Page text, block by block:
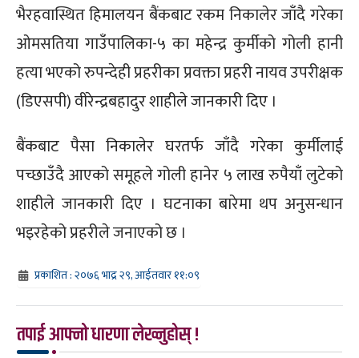
भैरहवास्थित हिमालयन बैंकबाट रकम निकालेर जाँदै गरेका
ओमसतिया गाउँपालिका-५ का महेन्द्र कुर्मीको गोली हानी
हत्या भएको रुपन्देही प्रहरीका प्रवक्ता प्रहरी नायव उपरीक्षक
(डिएसपी) वीरेन्द्रबहादुर शाहीले जानकारी दिए ।
बैंकबाट पैसा निकालेर घरतर्फ जाँदै गरेका कुर्मीलाई
पच्छाउँदै आएको समूहले गोली हानेर ५ लाख रुपैयाँ लुटेको
शाहीले जानकारी दिए । घटनाका बारेमा थप अनुसन्धान
भइरहेको प्रहरीले जनाएको छ ।
प्रकाशित : २०७६ भाद्र २९, आईतवार ११:०९
तपाई आफ्नो धारणा लेख्नुहोस् !